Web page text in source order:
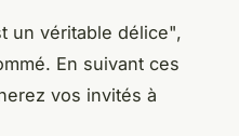
un véritable délice",
En suivant ces
vos invités à